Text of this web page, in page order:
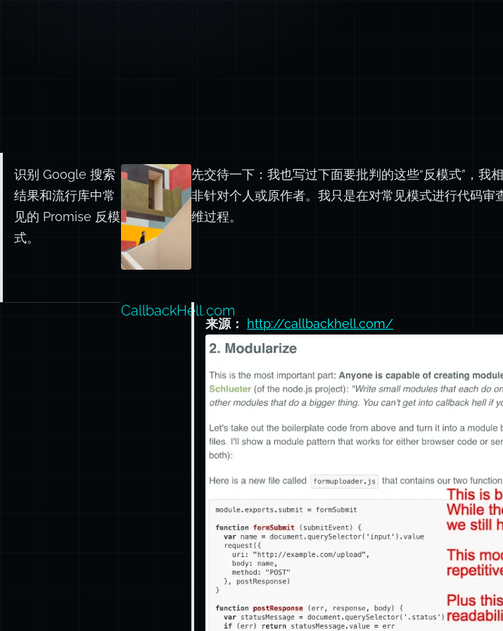
识别 Google 搜索
结果和流行库中常
见的 Promise 反模
式。
先交待一下：我也写过下面要批判的这些“反模式”，我
非针对个人或原作者。我只是在对常见模式进行代码
维过程。
CallbackHell.com
来源： http://callbackhell.com/